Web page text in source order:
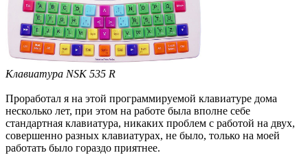
Клавиатура NSK 535 R
Проработал я на этой программируемой клавиатуре дома
несколько лет, при этом на работе была вполне себе
стандартная клавиатура, никаких проблем с работой на двух,
совершенно разных клавиатурах, не было, только на моей
работать было гораздо приятнее.